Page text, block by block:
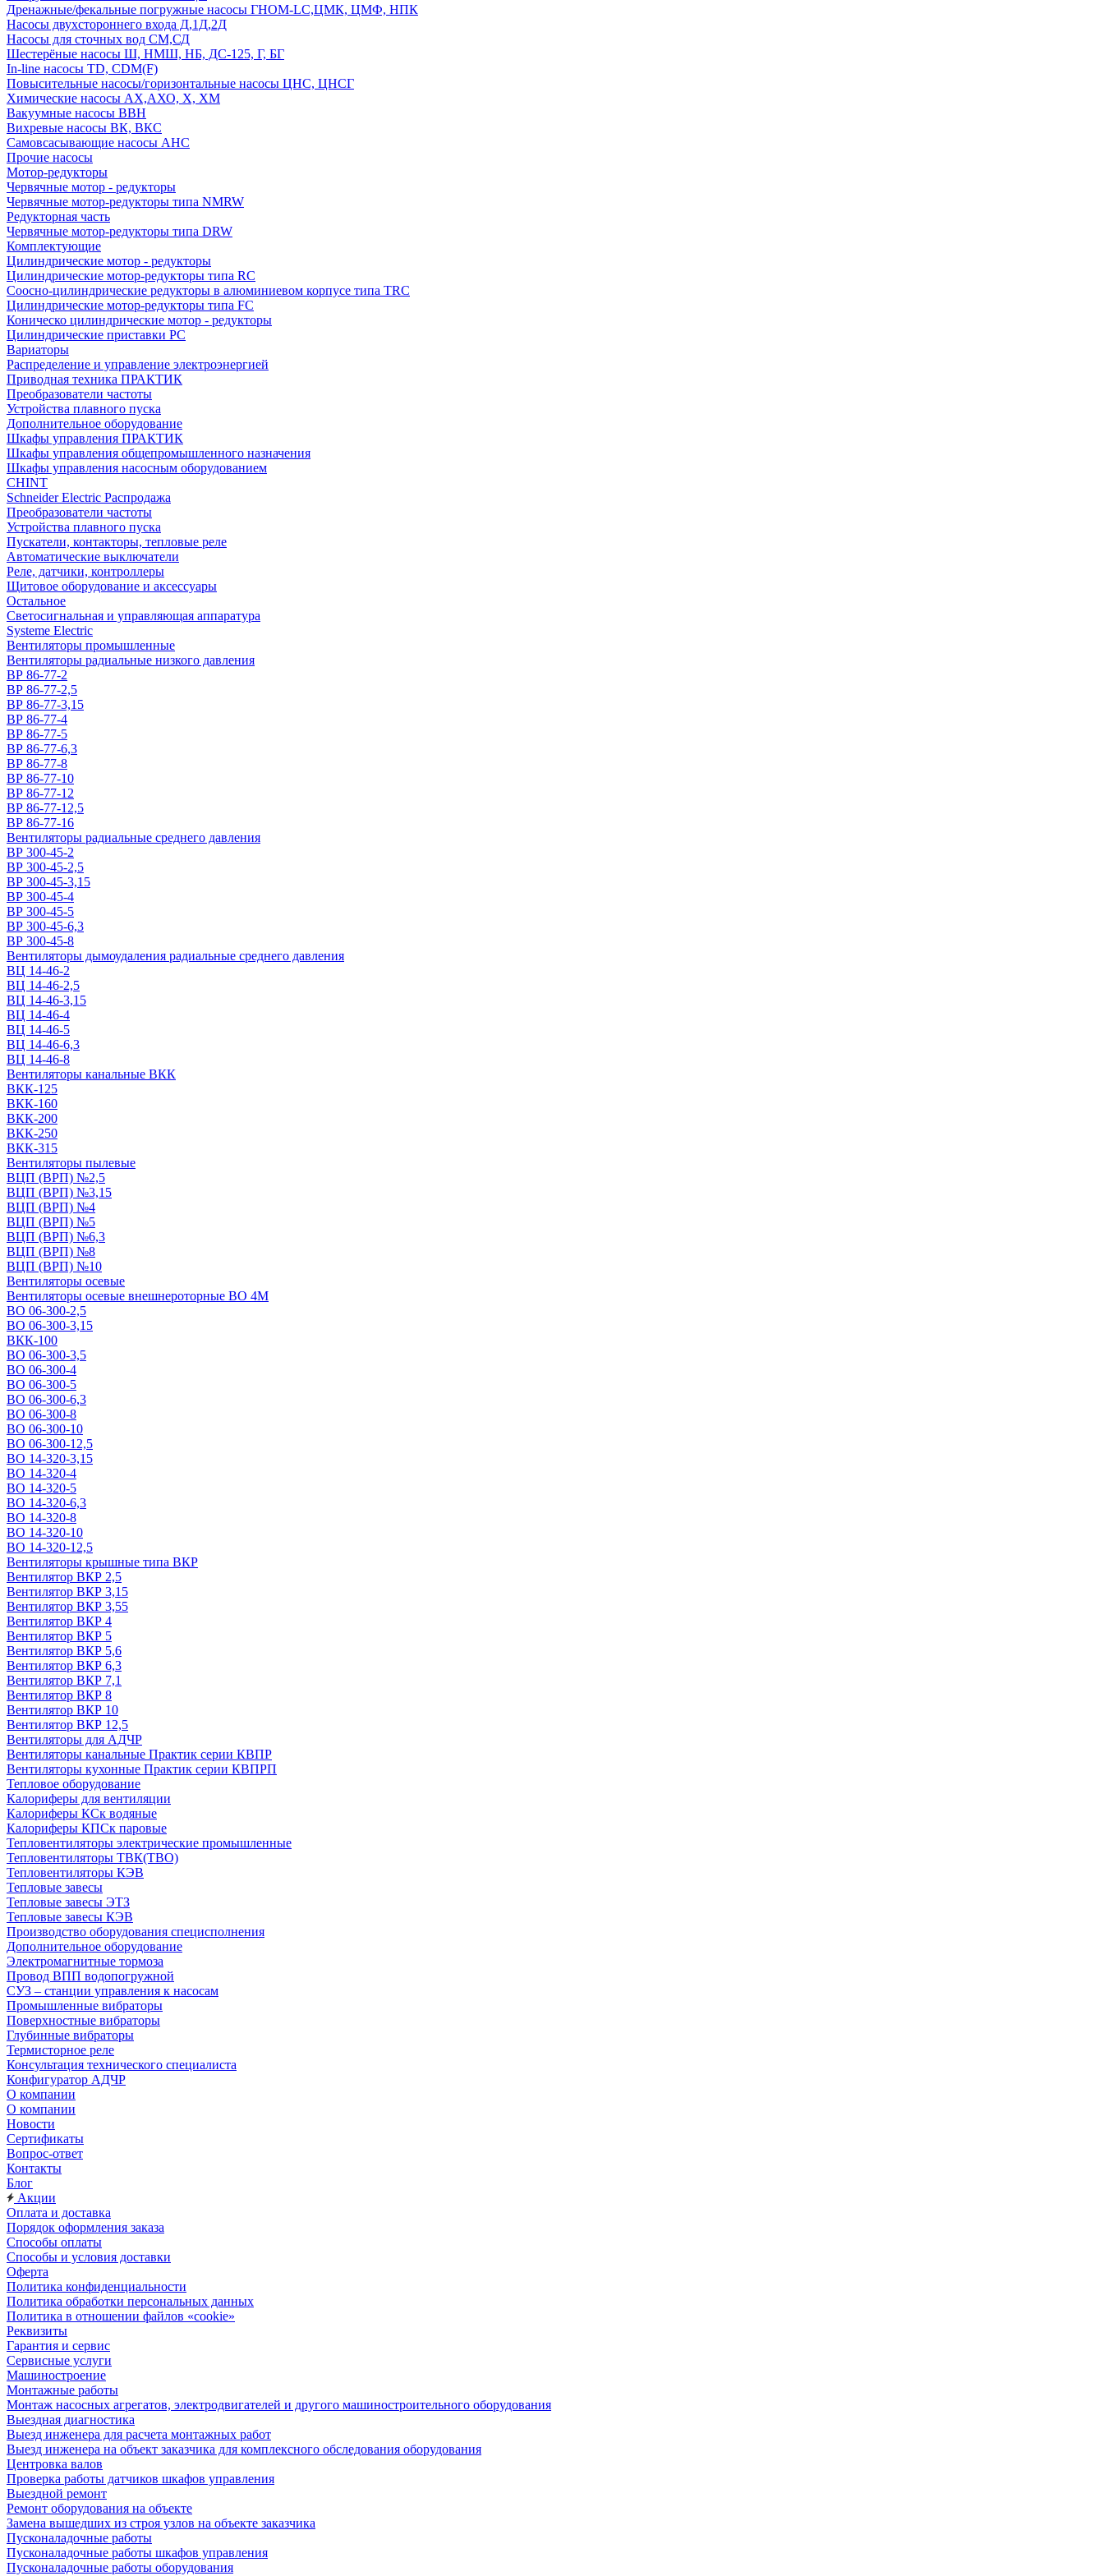
Дренажные/фекальные погружные насосы ГНОМ-LC,ЦМК, ЦМФ, НПК
Насосы двухстороннего входа Д,1Д,2Д
Насосы для сточных вод СМ,СД
Шестерёные насосы Ш, НМШ, НБ, ДС-125, Г, БГ
In-line насосы TD, CDM(F)
Повысительные насосы/горизонтальные насосы ЦНС, ЦНСГ
Химические насосы АХ,АХО, Х, ХМ
Вакуумные насосы ВВН
Вихревые насосы ВК, ВКС
Самовсасывающие насосы АНС
Прочие насосы
Мотор-редукторы
Червячные мотор - редукторы
Червячные мотор-редукторы типа NMRW
Редукторная часть
Червячные мотор-редукторы типа DRW
Комплектующие
Цилиндрические мотор - редукторы
Цилиндрические мотор-редукторы типа RC
Соосно-цилиндрические редукторы в алюминиевом корпусе типа TRC
Цилиндрические мотор-редукторы типа FC
Коническо цилиндрические мотор - редукторы
Цилиндрические приставки PC
Вариаторы
Распределение и управление электроэнергией
Приводная техника ПРАКТИК
Преобразователи частоты
Устройства плавного пуска
Дополнительное оборудование
Шкафы управления ПРАКТИК
Шкафы управления общепромышленного назначения
Шкафы управления насосным оборудованием
CHINT
Schneider Electric Распродажа
Преобразователи частоты
Устройства плавного пуска
Пускатели, контакторы, тепловые реле
Автоматические выключатели
Реле, датчики, контроллеры
Щитовое оборудование и аксессуары
Остальное
Светосигнальная и управляющая аппаратура
Systeme Electric
Вентиляторы промышленные
Вентиляторы радиальные низкого давления
ВР 86-77-2
ВР 86-77-2,5
ВР 86-77-3,15
ВР 86-77-4
ВР 86-77-5
ВР 86-77-6,3
ВР 86-77-8
ВР 86-77-10
ВР 86-77-12
ВР 86-77-12,5
ВР 86-77-16
Вентиляторы радиальные среднего давления
ВР 300-45-2
ВР 300-45-2,5
ВР 300-45-3,15
ВР 300-45-4
ВР 300-45-5
ВР 300-45-6,3
ВР 300-45-8
Вентиляторы дымоудаления радиальные среднего давления
ВЦ 14-46-2
ВЦ 14-46-2,5
ВЦ 14-46-3,15
ВЦ 14-46-4
ВЦ 14-46-5
ВЦ 14-46-6,3
ВЦ 14-46-8
Вентиляторы канальные ВКК
ВКК-125
ВКК-160
ВКК-200
ВКК-250
ВКК-315
Вентиляторы пылевые
ВЦП (ВРП) №2,5
ВЦП (ВРП) №3,15
ВЦП (ВРП) №4
ВЦП (ВРП) №5
ВЦП (ВРП) №6,3
ВЦП (ВРП) №8
ВЦП (ВРП) №10
Вентиляторы осевые
Вентиляторы осевые внешнероторные ВО 4М
ВО 06-300-2,5
ВО 06-300-3,15
ВКК-100
ВО 06-300-3,5
ВО 06-300-4
ВО 06-300-5
ВО 06-300-6,3
ВО 06-300-8
ВО 06-300-10
ВО 06-300-12,5
ВО 14-320-3,15
ВО 14-320-4
ВО 14-320-5
ВО 14-320-6,3
ВО 14-320-8
ВО 14-320-10
ВО 14-320-12,5
Вентиляторы крышные типа ВКР
Вентилятор ВКР 2,5
Вентилятор ВКР 3,15
Вентилятор ВКР 3,55
Вентилятор ВКР 4
Вентилятор ВКР 5
Вентилятор ВКР 5,6
Вентилятор ВКР 6,3
Вентилятор ВКР 7,1
Вентилятор ВКР 8
Вентилятор ВКР 10
Вентилятор ВКР 12,5
Вентиляторы для АДЧР
Вентиляторы канальные Практик серии КВПР
Вентиляторы кухонные Практик серии КВПРП
Тепловое оборудование
Калориферы для вентиляции
Калориферы КСк водяные
Калориферы КПСк паровые
Тепловентиляторы электрические промышленные
Тепловентиляторы ТВК(ТВО)
Тепловентиляторы КЭВ
Тепловые завесы
Тепловые завесы ЭТЗ
Тепловые завесы КЭВ
Производство оборудования специсполнения
Дополнительное оборудование
Электромагнитные тормоза
Провод ВПП водопогружной
СУЗ – станции управления к насосам
Промышленные вибраторы
Поверхностные вибраторы
Глубинные вибраторы
Термисторное реле
Консультация технического специалиста
Конфигуратор АДЧР
О компании
О компании
Новости
Сертификаты
Вопрос-ответ
Контакты
Блог
Акции
Оплата и доставка
Порядок оформления заказа
Способы оплаты
Способы и условия доставки
Оферта
Политика конфиденциальности
Политика обработки персональных данных
Политика в отношении файлов «cookie»
Реквизиты
Гарантия и сервис
Сервисные услуги
Машиностроение
Монтажные работы
Монтаж насосных агрегатов, электродвигателей и другого машиностроительного оборудования
Выездная диагностика
Выезд инженера для расчета монтажных работ
Выезд инженера на объект заказчика для комплексного обследования оборудования
Центровка валов
Проверка работы датчиков шкафов управления
Выездной ремонт
Ремонт оборудования на объекте
Замена вышедших из строя узлов на объекте заказчика
Пусконаладочные работы
Пусконаладочные работы шкафов управления
Пусконаладочные работы оборудования